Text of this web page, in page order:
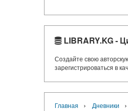
LIBRARY.KG -
Создайте свою
зарегистрироваться в
Главная › Дневники ›